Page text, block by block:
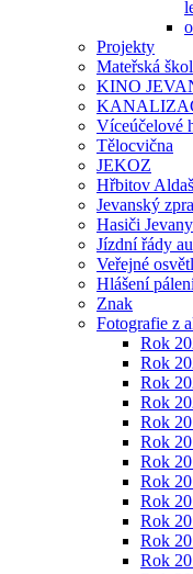
Projekty
Mateřská
KINO
Víceúčelové
Tělocvična
JEKOZ
Hřbitov
Jevanský
Hasiči Jevany
Jízdní řády
Veřejné
Hlášení
Znak
Fotografie z
Rok
Rok
Rok
Rok
Rok
Rok
Rok
Rok
Rok
Rok
Rok
Rok